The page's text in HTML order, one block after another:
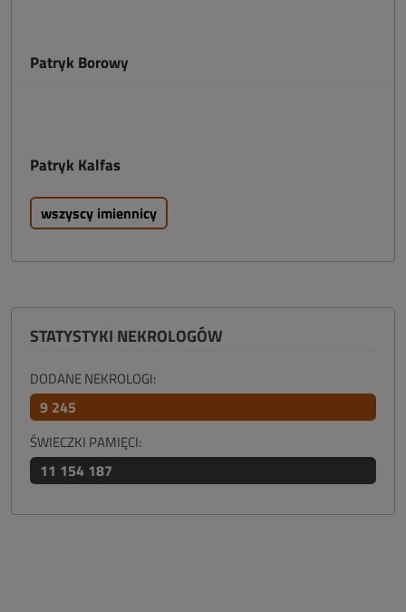
Patryk Borowy
Patryk Kalfas
wszyscy imiennicy
STATYSTYKI NEKROLOGÓW
DODANE NEKROLOGI:
9 245
ŚWIECZKI PAMIĘCI:
11 154 187